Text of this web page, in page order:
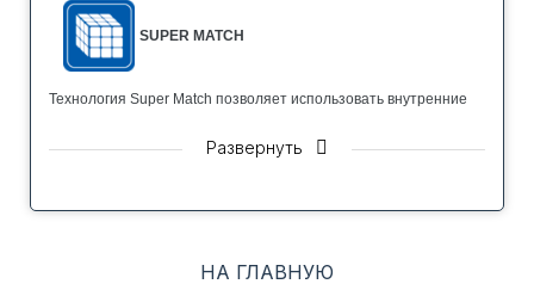
SUPER MATCH
Технология Super Match позволяет использовать внутренние
полупромышленных систем, а также мультизональных систем
Этот режим позволит быстро создать комфортные условия
Развернуть
НА ГЛАВНУЮ